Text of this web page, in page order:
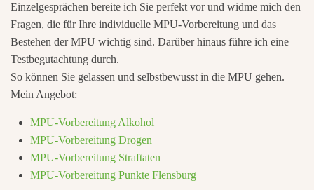
Einzelgesprächen bereite ich Sie perfekt vor und widme mich den
Fragen, die für Ihre individuelle MPU-Vorbereitung und das
Bestehen der MPU wichtig sind. Darüber hinaus führe ich eine
Testbegutachtung durch.
So können Sie gelassen und selbstbewusst in die MPU gehen.
Mein Angebot:
MPU-Vorbereitung Alkohol
MPU-Vorbereitung Drogen
MPU-Vorbereitung Straftaten
MPU-Vorbereitung Punkte Flensburg